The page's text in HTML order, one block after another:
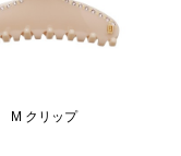
M クリップ